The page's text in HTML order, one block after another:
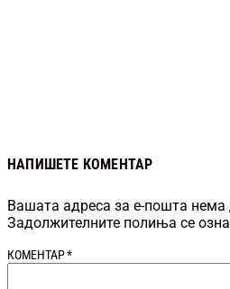
НАПИШЕТЕ КОМЕНТАР
Вашата адреса за е-пошта нема
Задолжителните полиња се
КОМЕНТАР*